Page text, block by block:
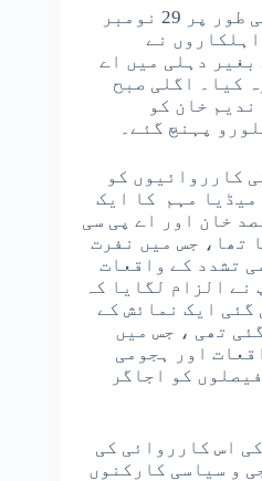
رپورٹ کے مطابق ابتدائی طور پر 29 نومبر
25 پولیس اہلکاروں نے
دہلی میں اے
کیا۔ اگلی صبح
خان کو
پہنچ گئے۔
کارروائیوں کو
میڈیا مہم کا ایک
خان اور اے پی سی
تھا، جس میں نفرت
تشدد کے واقعات
نے الزام لگایا کہ
گئی ایک نمائش کے
تھی ، جس میں
اور ہجومی
کو اجاگر
اس کارروائی کی
و سیاسی کارکنوں